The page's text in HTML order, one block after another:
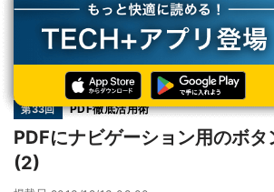
TECH+ 企業IT
キャリア/スキル
PDFにナビゲーション用のボタンを付けよう(2)
第33回 PDF徹底活用術
PDFにナビゲーション用のボタ
(2)